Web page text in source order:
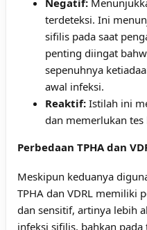
Negatif:
terdeteksi. Ini
sifilis pada saat
penting diingat
sepenuhnya
awal infeksi.
Reaktif: Istilah ini
dan memerlukan
Perbedaan TPHA dan
Meskipun keduanya
TPHA dan VDRL memiliki
dan sensitif, artinya lebih
infeksi sifilis, bahkan pada